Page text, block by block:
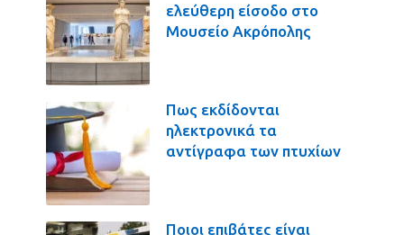
ελεύθερη είσοδο στο
Μουσείο Ακρόπολης
Πως εκδίδονται
ηλεκτρονικά τα
αντίγραφα των πτυχίων
Ποιοι επιβάτες είναι